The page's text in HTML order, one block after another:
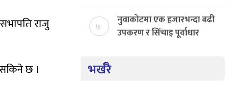
राजु
छ ।
७
नुवाकोटमा एक हजारभन्दा बढी
उपकरण र सिँचाइ पूर्वाधार
भर्खरै